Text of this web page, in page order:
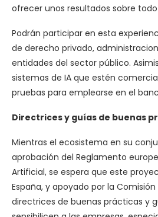
ofrecer unos resultados sobre
Podrán participar en esta
de derecho privado,
entidades del sector público.
sistemas de IA que estén
pruebas para emplearse en el
Directrices y guías de buenas
Mientras el ecosistema en su
aprobación del Reglamento
Artificial, se espera que este
España, y apoyado por la
directrices de buenas prácticas y